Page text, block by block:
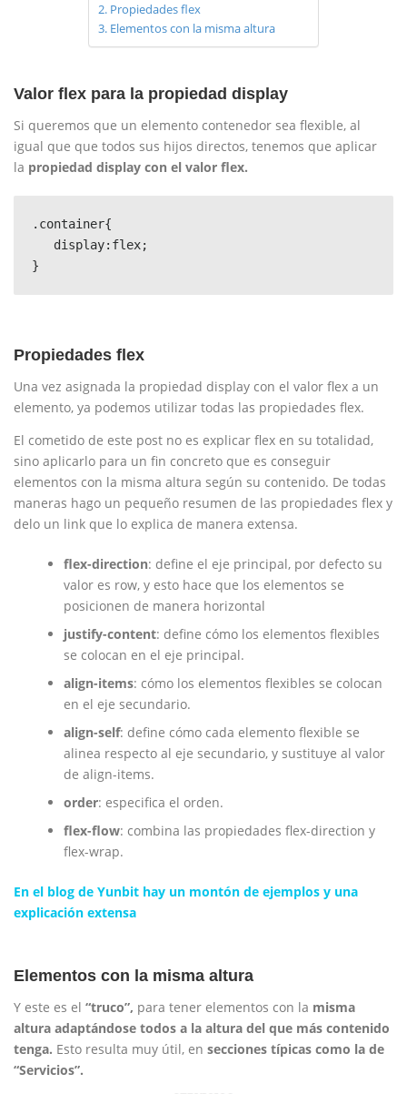
Propiedades flex
Elementos con la misma altura
Valor flex para la propiedad display
Si queremos que un elemento contenedor sea flexible, al
igual que que todos sus hijos directos, tenemos que aplicar
la propiedad display con el valor flex.
.container{
}
Propiedades flex
Una vez asignada la propiedad display con el valor flex a un
elemento, ya podemos utilizar todas las propiedades flex.
El cometido de este post no es explicar flex en su totalidad,
sino aplicarlo para un fin concreto que es conseguir
elementos con la misma altura según su contenido. De todas
maneras hago un pequeño resumen de las propiedades flex y
delo un link que lo explica de manera extensa.
flex-direction: define el eje principal, por defecto su
valor es row, y esto hace que los elementos se
posicionen de manera horizontal
justify-content: define cómo los elementos flexibles
se colocan en el eje principal.
align-items: cómo los elementos flexibles se colocan
en el eje secundario.
align-self: define cómo cada elemento flexible se
alinea respecto al eje secundario, y sustituye al valor
de align-items.
order: especifica el orden.
flex-flow: combina las propiedades flex-direction y
flex-wrap.
En el blog de Yunbit hay un montón de ejemplos y una
explicación extensa
Elementos con la misma altura
Y este es el “truco”, para tener elementos con la misma
altura adaptándose todos a la altura del que más contenido
tenga. Esto resulta muy útil, en secciones típicas como la de
“Servicios”.